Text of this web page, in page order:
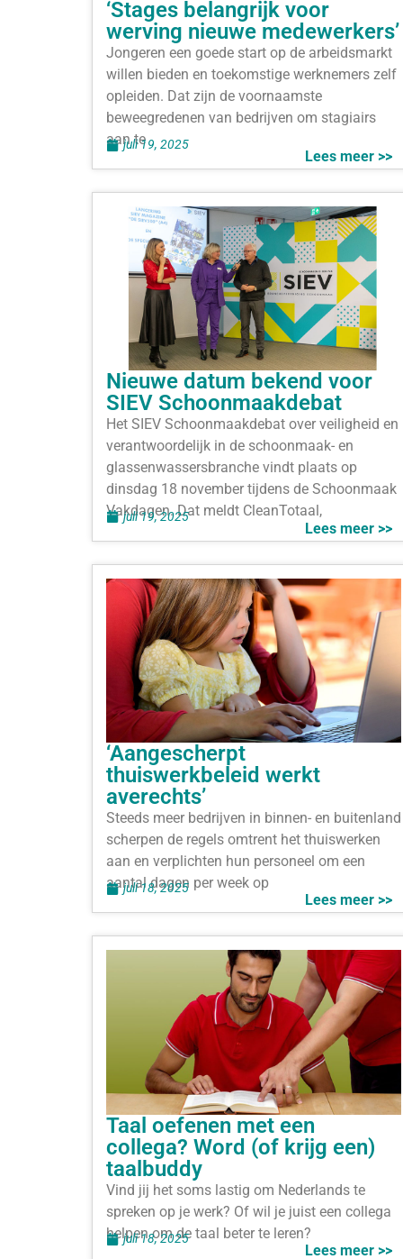
‘Stages belangrijk voor
werving nieuwe medewerkers’
Jongeren een goede start op de arbeidsmarkt
willen bieden en toekomstige werknemers zelf
opleiden. Dat zijn de voornaamste
beweegredenen van bedrijven om stagiairs
aan te
Lees meer >>
juli 19, 2025
Nieuwe datum bekend voor
SIEV Schoonmaakdebat
Het SIEV Schoonmaakdebat over veiligheid en
verantwoordelijk in de schoonmaak- en
glassenwassersbranche vindt plaats op
dinsdag 18 november tijdens de Schoonmaak
Vakdagen. Dat meldt CleanTotaal,
Lees meer >>
juli 19, 2025
‘Aangescherpt
thuiswerkbeleid werkt
averechts’
Steeds meer bedrijven in binnen- en buitenland
scherpen de regels omtrent het thuiswerken
aan en verplichten hun personeel om een
aantal dagen per week op
Lees meer >>
juli 18, 2025
Taal oefenen met een
collega? Word (of krijg een)
taalbuddy
Vind jij het soms lastig om Nederlands te
spreken op je werk? Of wil je juist een collega
helpen om de taal beter te leren?
Lees meer >>
juli 18, 2025